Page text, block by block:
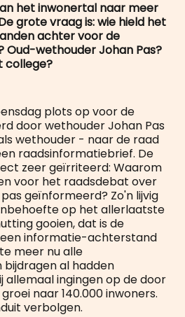
het inwonertal naar meer
grote vraag is: wie hield het
achter voor de
wethouder Johan Pas?
college?
plots op voor de
door wethouder Johan Pas
wethouder - naar de raad
raadsinformatiebrief. De
zeer geïrriteerd: Waarom
voor het raadsdebat over
geïnformeerd? Zo'n lijvig
op het allerlaatste
gooien, dat is de
informatie-achterstand
meer nu alle
al hadden
allemaal ingingen op de door
naar 140.000 inwoners.
verbolgen.